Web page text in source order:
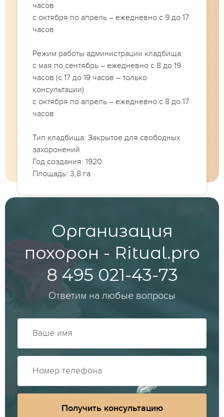
часов
с октября по апрель – ежедневно с 9 до 17
часов
Режим работы администрации кладбища:
с мая по сентябрь – ежедневно с 8 до 19
часов (с 17 до 19 часов – только
консультации)
с октября по апрель – ежедневно с 8 до 17
часов
Тип кладбища: Закрытое для свободных
захоронений
Год создания: 1920
Площадь: 3,8 га
Организация
похорон - Ritual.pro
8 495 021-43-73
Ответим на любые вопросы
Получить консультацию